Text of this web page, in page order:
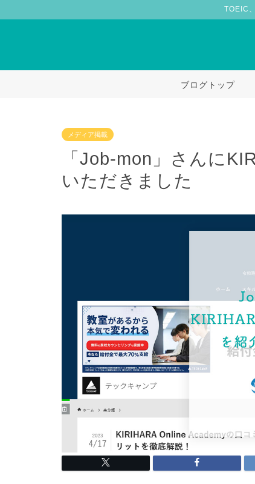
TOEIC
ブログトップ
メディア掲載
「Job-mon」さんに
いただきました